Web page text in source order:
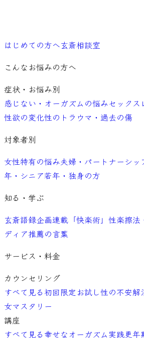
はじめての方へ玄斎相談室
こんなお悩みの方へ
症状・お悩み別
感じない・オーガズムの悩みセックス
性欲の変化性のトラウマ・過去の傷
対象者別
女性特有の悩み夫婦・パートナーシッ
年・シニア若年・独身の方
知る・学ぶ
玄斎語録企画連載「快楽術」 性楽擦法
ディア推薦の言葉
サービス・料金
カウンセリング
すべて見る 初回限定お試し性の不安解
女マスタリー
講座
すべて見る 幸せなオーガズム実践更年